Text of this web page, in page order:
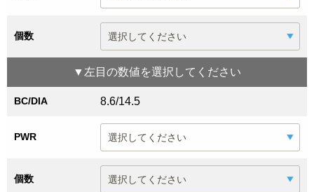
個数
▼ 左目 の数値を選択してください
BC/DIA 8.6/14.5
PWR
個数